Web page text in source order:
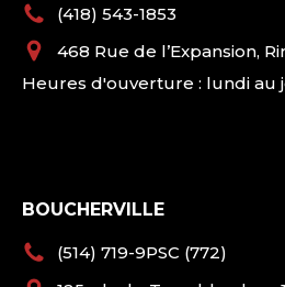
(418) 543-1853
468 Rue de l’Expansion,
Heures d'ouverture : lundi au
BOUCHERVILLE
(514) 719-9PSC (772)